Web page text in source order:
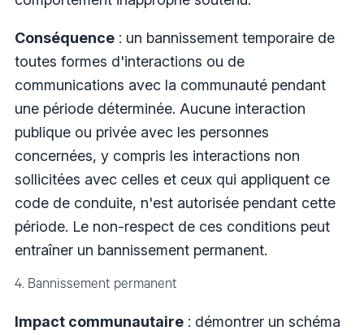
Conséquence : un bannissement temporaire de
toutes formes d'interactions ou de
communications avec la communauté pendant
une période déterminée. Aucune interaction
publique ou privée avec les personnes
concernées, y compris les interactions non
sollicitées avec celles et ceux qui appliquent ce
code de conduite, n'est autorisée pendant cette
période. Le non-respect de ces conditions peut
entraîner un bannissement permanent.
4. Bannissement permanent
Impact communautaire : démontrer un schéma